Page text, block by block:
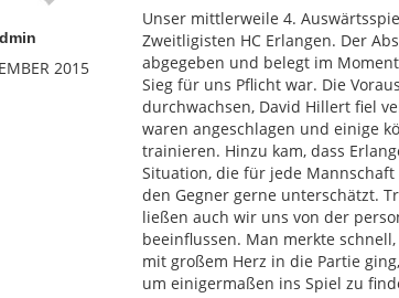
2015
Unser mittlerweile 4.
Zweitligisten HC Erlangen. Der
abgegeben und belegt im
Sieg für uns Pflicht war. Die
durchwachsen, David Hillert fiel
waren angeschlagen und einige
trainieren. Hinzu kam, dass
Situation, die für jede
den Gegner gerne unterschätzt.
ließen auch wir uns von der
beeinflussen. Man merkte
mit großem Herz in die Partie
um einigermaßen ins Spiel zu